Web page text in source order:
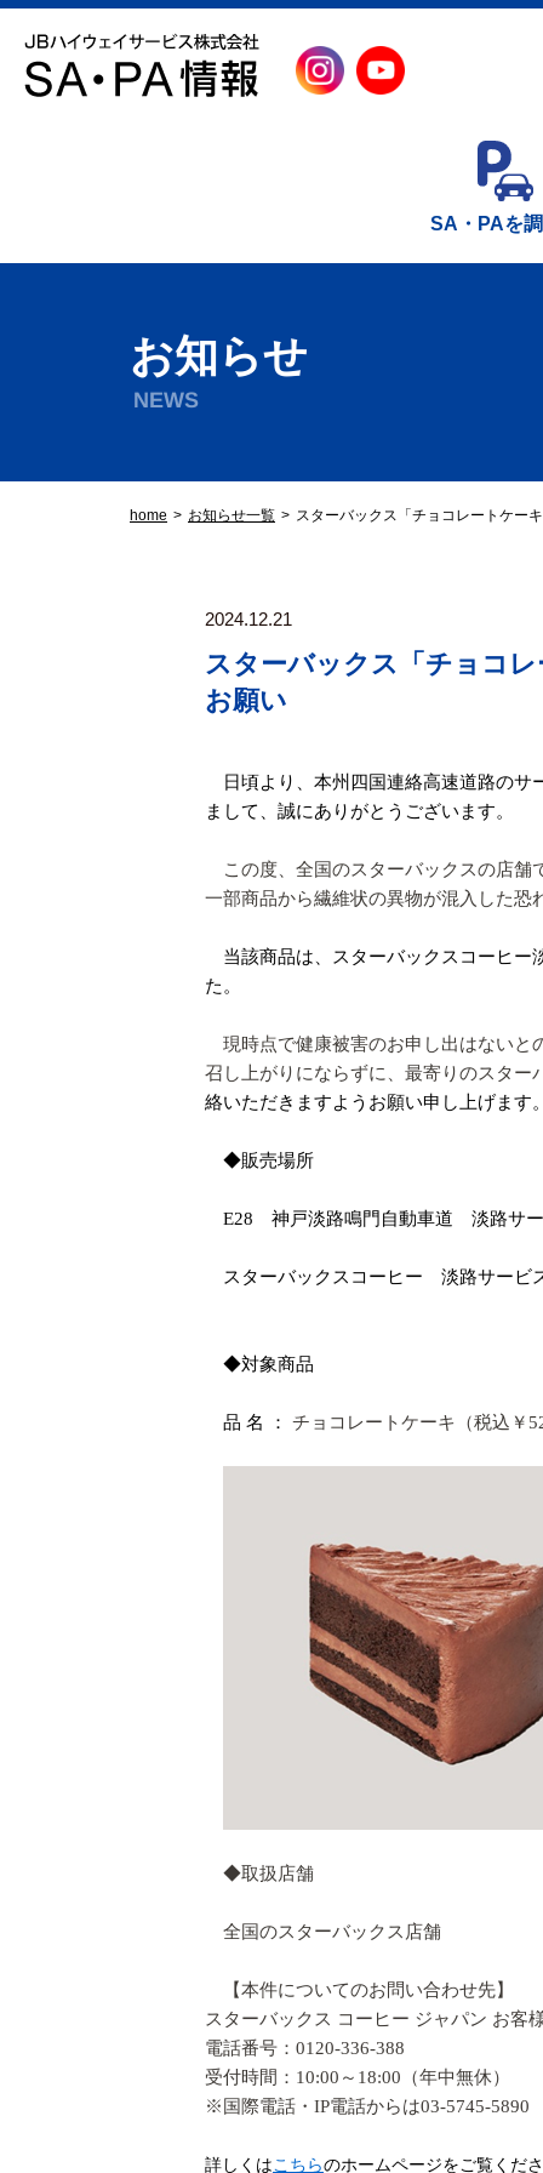
SA・PAを
お知らせ
NEWS
home お知らせ一覧 スターバックス「チョコレートケー
2024.12.21
スターバックス「チョコ
お願い
日頃より、本州四国連絡高速道路の
まして、誠にありがとうございます。
この度、全国のスターバックスの店
一部商品から繊維状の異物が混入した恐
当該商品は、スターバックスコーヒー
た。
現時点で健康被害のお申し出はないと
召し上がりにならずに、最寄りのスター
絡いただきますようお願い申し上げます
◆販売場所
E28 神戸淡路鳴門自動車道 淡路サ
スターバックスコーヒー 淡路サービ
◆対象商品
品 名 ： チョコレートケーキ（税込￥
◆取扱店舗
全国のスターバックス店舗
【本件についてのお問い合わせ先】
スターバックス コーヒー ジャパン お客
電話番号： 0120-336-388
受付時間： 10:00 ～ 18:00 （年中無休）
※ 国際電話・ IP電話からは03-5745-5890
詳しくはこちらのホームページをご覧くだ